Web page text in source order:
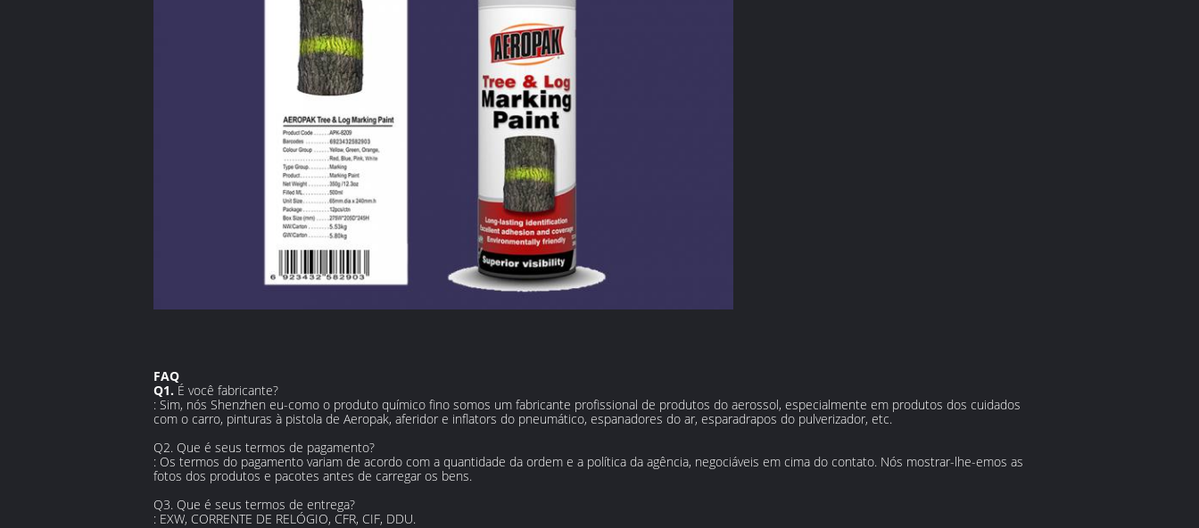
FAQ
Q1. É você fabricante?
: Sim, nós Shenzhen eu-como o produto químico fino somos um fabricante profissional de produtos do aerossol, especialmente em produtos dos cuidados
com o carro, pinturas à pistola de Aeropak, aferidor e inflators do pneumático, espanadores do ar, esparadrapos do pulverizador, etc.
Q2. Que é seus termos de pagamento?
: Os termos do pagamento variam de acordo com a quantidade da ordem e a política da agência, negociáveis em cima do contato. Nós mostrar-lhe-emos as
fotos dos produtos e pacotes antes de carregar os bens.
Q3. Que é seus termos de entrega?
: EXW, CORRENTE DE RELÓGIO, CFR, CIF, DDU.